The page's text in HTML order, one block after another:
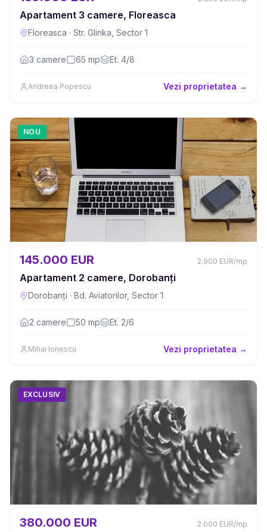
Apartament 3 camere, Floreasca
Floreasca · Str. Glinka, Sector 1
3 camere 65 mp Et. 4/8
Andreea Popescu Vezi proprietatea →
NOU
145.000 EUR 2.900 EUR/mp
Apartament 2 camere, Dorobanți
Dorobanți · Bd. Aviatorilor, Sector 1
2 camere 50 mp Et. 2/6
Mihai Ionescu Vezi proprietatea →
EXCLUSIV
380.000 EUR 2.000 EUR/mp